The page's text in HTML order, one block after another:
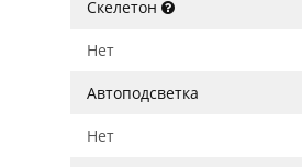
Скелетон
Нет
Автоподсветка
Нет